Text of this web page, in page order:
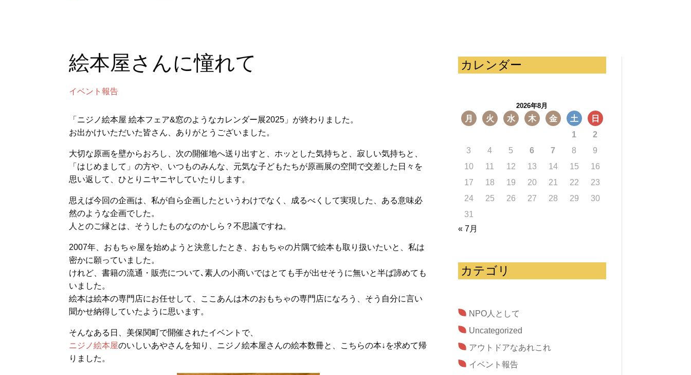
絵本屋さんに憧れて
イベント報告
「ニジノ絵本屋 絵本フェア&窓のようなカレンダー展2025」が終わりました。
お出かけいただいた皆さん、ありがとうございました。
大切な原画を壁からおろし、次の開催地へ送り出すと、ホッとした気持ちと、寂しい気持ちと、
「はじめまして」の方や、いつものみんな、元気な子どもたちが原画展の空間で交差した日々を
思い返して、ひとりニヤニヤしていたりします。
思えば今回の企画は、私が自ら企画したというわけでなく、成るべくして実現した、ある意味必
然のような企画でした。
人とのご縁とは、そうしたものなのかしら？不思議ですね。
2007年、おもちゃ屋を始めようと決意したとき、おもちゃの片隅で絵本も取り扱いたいと、私は
密かに願っていました。
けれど、書籍の流通・販売について､素人の小商いではとても手が出せそうに無いと半ば諦めても
いました。
絵本は絵本の専門店にお任せして、ここあんは木のおもちゃの専門店になろう、そう自分に言い
聞かせ納得していたように思います。
そんなある日、美保関町で開催されたイベントで、
ニジノ絵本屋のいしいあやさんを知り、ニジノ絵本屋さんの絵本数冊と、こちらの本↓を求めて帰
りました。
カレンダー
2026年8月
月 火 水 木 金 土
日
1
2
3
4 5 6 7 8
9
10
11 12 13 14 15
16
17
18 19 20 21 22
23
24
25 26 27 28 29
30
31
« 7月
カテゴリ
NPO人として
Uncategorized
アウトドアなあれこれ
イベント報告